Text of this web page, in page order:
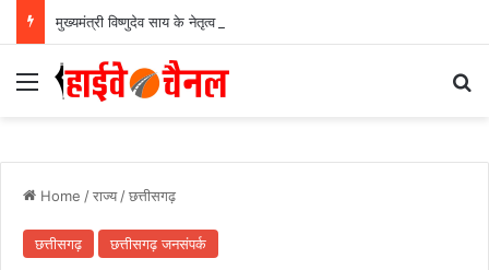
Menu
Home /राज्य /छत्तीसगढ़
छत्तीसगढ़ छत्तीसगढ़ जनसंपर्क